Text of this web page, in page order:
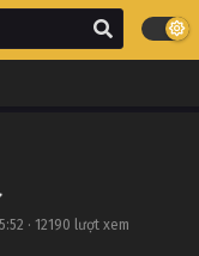
· 12190 lượt xem